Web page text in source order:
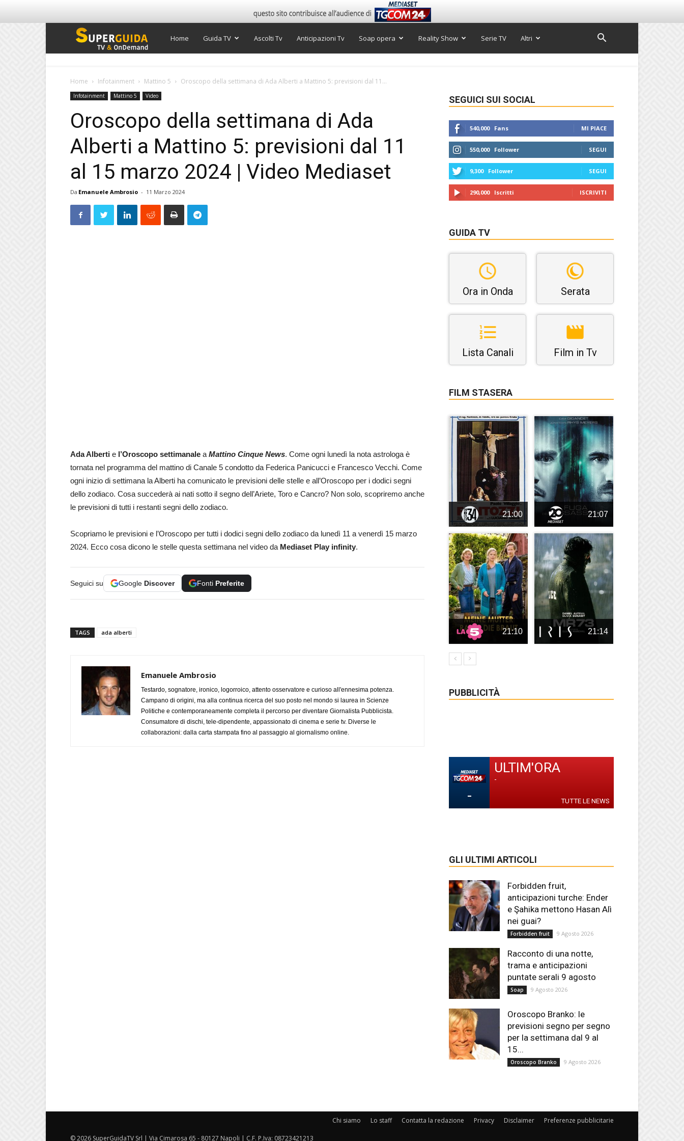
Super
Home Guida TV Ascolti Tv Anticipazioni Tv Soap opera Reality Show Serie TV Altri
Home Infotainment Mattino 5 Oroscopo della settimana di Ada Alberti a Mattino 5: previsioni dal 11...
Infotainment Mattino 5 Video
Oroscopo della settimana di Ada
Alberti a Mattino 5: previsioni dal 11
al 15 marzo 2024 | Video Mediaset
Da Emanuele Ambrosio - 11 Marzo 2024
Ada Alberti e l’Oroscopo settimanale a Mattino Cinque News. Come ogni lunedì la nota astrologa è
tornata nel programma del mattino di Canale 5 condotto da Federica Panicucci e Francesco Vecchi. Come
ogni inizio di settimana la Alberti ha comunicato le previsioni delle stelle e all’Oroscopo per i dodici segni
dello zodiaco. Cosa succederà ai nati sotto il segno dell’Ariete, Toro e Cancro? Non solo, scopriremo anche
le previsioni di tutti i restanti segni dello zodiaco.
Scopriamo le previsioni e l’Oroscopo per tutti i dodici segni dello zodiaco da lunedì 11 a venerdì 15 marzo
2024. Ecco cosa dicono le stelle questa settimana nel video da Mediaset Play infinity.
Seguici su Google Discover Fonti Preferite
TAGS ada alberti
Emanuele Ambrosio
Testardo, sognatore, ironico, logorroico, attento osservatore e curioso all'ennesima potenza.
Campano di origini, ma alla continua ricerca del suo posto nel mondo si laurea in Scienze
Politiche e contemporaneamente completa il percorso per diventare Giornalista Pubblicista.
Consumatore di dischi, tele-dipendente, appassionato di cinema e serie tv. Diverse le
collaborazioni: dalla carta stampata fino al passaggio al giornalismo online.
SEGUICI SUI SOCIAL
540,000 Fans MI PIACE
550,000 Follower SEGUI
9,300 Follower SEGUI
290,000 Iscritti ISCRIVITI
GUIDA TV
Ora in Onda Serata
Lista Canali Film in Tv
FILM STASERA
21:00 21:07
21:10 21:14
PUBBLICITÀ
-
ULTIM'ORA
-
TUTTE LE NEWS
GLI ULTIMI ARTICOLI
Forbidden fruit,
anticipazioni turche: Ender
e Şahika mettono Hasan Alì
nei guai?
Forbidden fruit 9 Agosto 2026
Racconto di una notte,
trama e anticipazioni
puntate serali 9 agosto
Soap 9 Agosto 2026
Oroscopo Branko: le
previsioni segno per segno
per la settimana dal 9 al
15...
Oroscopo Branko 9 Agosto 2026
Chi siamo Lo staff Contatta la redazione Privacy Disclaimer Preferenze pubblicitarie
© 2026 SuperGuidaTV Srl | Via Cimarosa 65 - 80127 Napoli | C.F. P.Iva: 08723421213